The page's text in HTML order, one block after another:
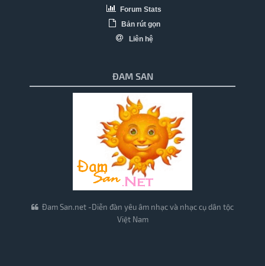
Forum Stats
Bản rút gọn
Liên hệ
ĐAM SAN
Đam San.net -Diễn đàn yêu âm nhạc và nhạc cụ dân tộc
Việt Nam